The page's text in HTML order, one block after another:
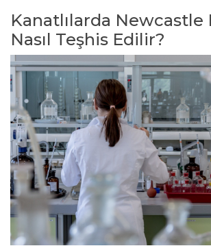
Kanatlılarda Newcastle
Nasıl Teşhis Edilir?